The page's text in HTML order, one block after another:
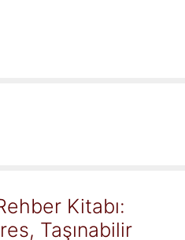
Kitabı:
Taşınabilir